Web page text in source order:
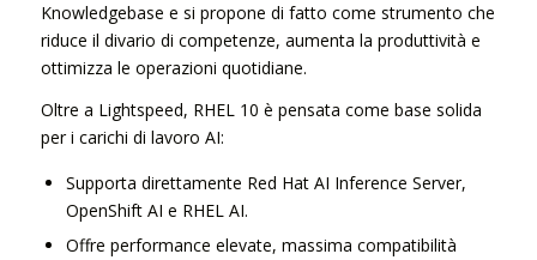
Knowledgebase e si propone di fatto come strumento che
riduce il divario di competenze, aumenta la produttività e
ottimizza le operazioni quotidiane.
Oltre a Lightspeed, RHEL 10 è pensata come base solida
per i carichi di lavoro AI:
Supporta direttamente Red Hat AI Inference Server,
OpenShift AI e RHEL AI.
Offre performance elevate, massima compatibilità